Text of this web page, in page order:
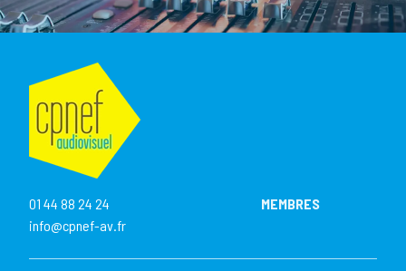
01 44 88 24 24
info@cpnef-av.fr
MEMBRES